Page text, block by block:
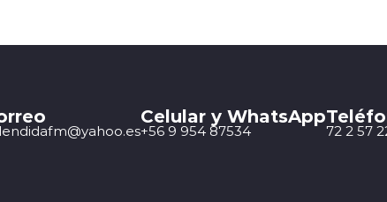
Celular y WhatsApp
+56 9 954 87534 72 2 57